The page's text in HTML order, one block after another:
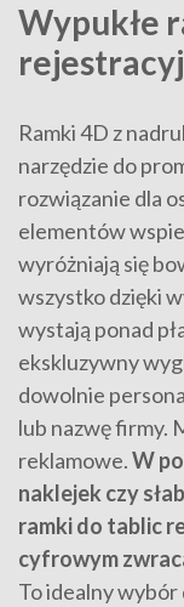
Wypukłe
Ramki 4D z
narzędzie do
rozwiązanie dla
elementów
wyróżniają się
wszystko dzięki
wystają ponad
ekskluzywny
dowolnie
lub nazwę firmy.
reklamowe.W
naklejek czy
ramki do tablic
cyfrowym
To idealny